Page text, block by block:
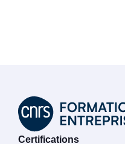
Certifications